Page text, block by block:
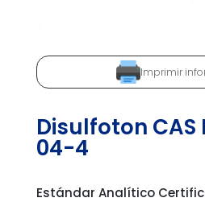
Imprimir
Disulfoton CAS
04-4
Estándar Analítico